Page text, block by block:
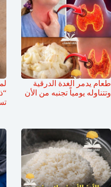
طعام يدمر الغدة الدرقية
وتتناوله يومياً تجنبه من الأن